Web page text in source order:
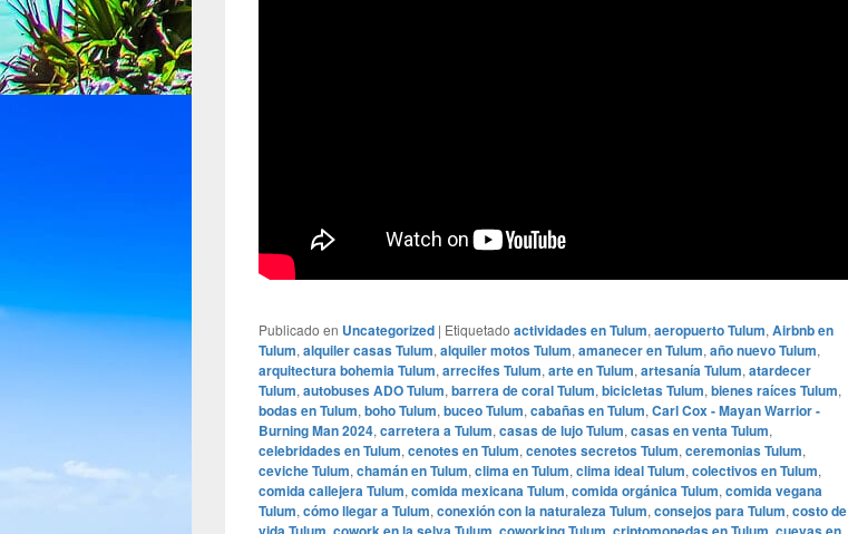
Publicado en Uncategorized | Etiquetado actividades en Tulum, aeropuerto Tulum, Airbnb en
Tulum, alquiler casas Tulum, alquiler motos Tulum, amanecer en Tulum, año nuevo Tulum,
arquitectura bohemia Tulum, arrecifes Tulum, arte en Tulum, artesanía Tulum, atardecer
Tulum, autobuses ADO Tulum, barrera de coral Tulum, bicicletas Tulum, bienes raíces Tulum,
bodas en Tulum, boho Tulum, buceo Tulum, cabañas en Tulum, Carl Cox - Mayan Warrior -
Burning Man 2024, carretera a Tulum, casas de lujo Tulum, casas en venta Tulum,
celebridades en Tulum, cenotes en Tulum, cenotes secretos Tulum, ceremonias Tulum,
ceviche Tulum, chamán en Tulum, clima en Tulum, clima ideal Tulum, colectivos en Tulum,
comida callejera Tulum, comida mexicana Tulum, comida orgánica Tulum, comida vegana
Tulum, cómo llegar a Tulum, conexión con la naturaleza Tulum, consejos para Tulum, costo de